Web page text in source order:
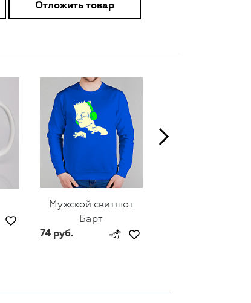
Отложить товар
Мужской свитшот
Барт
74 руб.